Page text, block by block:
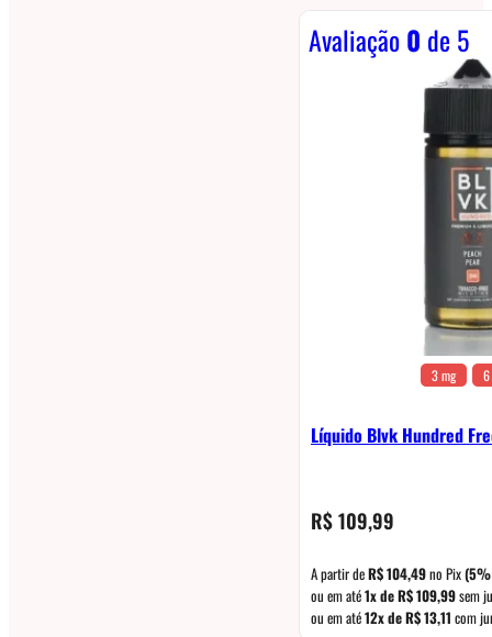
Avaliação0 de 5
3 mg
Líquido Blvk Hundred
R$109,99
A partir deR$104,49no Pix(5%
ou em até1x deR$109,99sem
ou em até12x deR$13,11 com